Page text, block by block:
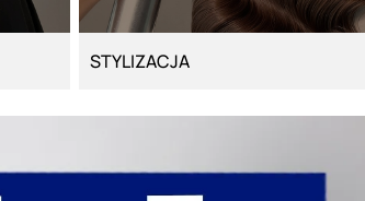
STYLIZACJA